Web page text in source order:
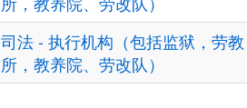
司法 - 执行机构（包括监狱，劳教
所，教养院、劳改队）